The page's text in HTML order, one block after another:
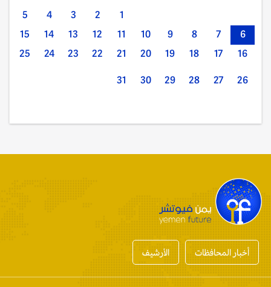
1
2
3
4
5
6
7
8
9
10
11
12
13
14
15
16
17
18
19
20
21
22
23
24
25
26
27
28
29
30
31
أخبار المحافظات الأرشيف